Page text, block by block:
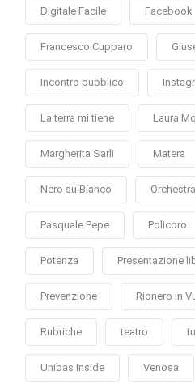
Digitale Facile Facebook
Francesco Cupparo
Incontro pubblico
La terra mi tiene Laura
Margherita Sarli Matera
Nero su Bianco
Pasquale Pepe Policoro
Potenza Presentazione
Prevenzione Rionero in
Rubriche teatro
Unibas Inside Venosa